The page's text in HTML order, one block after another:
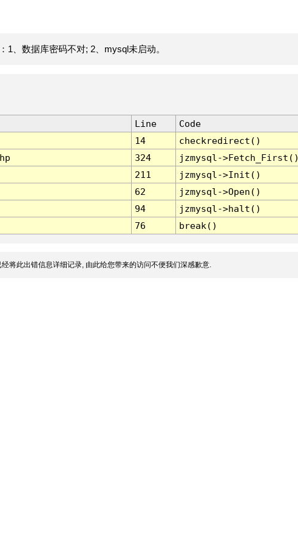
1、数据库密码不对; 2、mysql未启动。
Line
Code
14
checkredirect()
324
jzmysql-
211
jzmysql->Init()
62
jzmysql->Open()
94
jzmysql->halt()
76 break()
将此出错信息详细记录, 由此给您带来的访问不便我们深感歉意.